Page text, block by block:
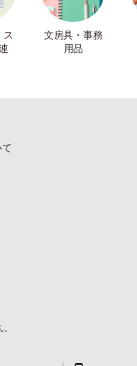
ス
文房具・事務
用品